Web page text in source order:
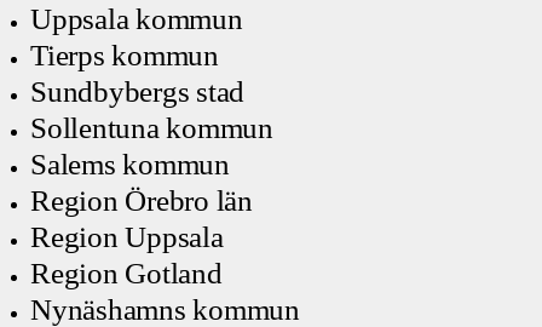
Uppsala kommun
Tierps kommun
Sundbybergs stad
Sollentuna kommun
Salems kommun
Region Örebro län
Region Uppsala
Region Gotland
Nynäshamns kommun